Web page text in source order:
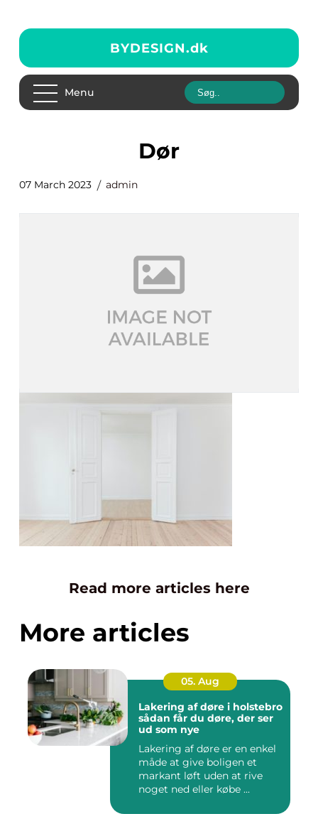
BYDESIGN.dk
Menu
dør
07 March 2023 admin
Read more articles here
More articles
05. Aug
Lakering af døre i holstebro
sådan får du døre, der ser
ud som nye
Lakering af døre er en enkel
måde at give boligen et
markant løft uden at rive
noget ned eller købe ...